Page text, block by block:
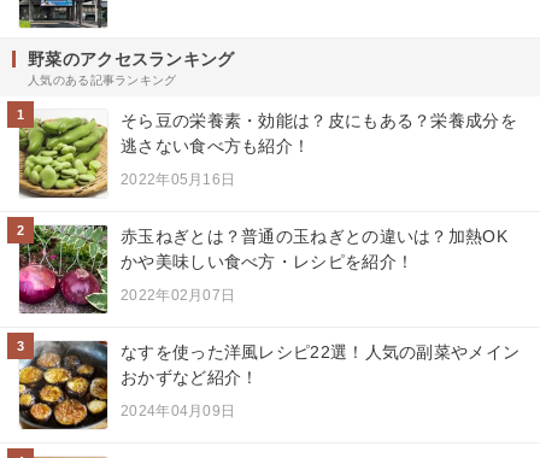
野菜のアクセスランキング
人気のある記事ランキング
1
そら豆の栄養素・効能は？皮にもある？栄養成分を
逃さない食べ方も紹介！
2022年05月16日
2
赤玉ねぎとは？普通の玉ねぎとの違いは？加熱OK
かや美味しい食べ方・レシピを紹介！
2022年02月07日
3
なすを使った洋風レシピ22選！人気の副菜やメイン
おかずなど紹介！
2024年04月09日